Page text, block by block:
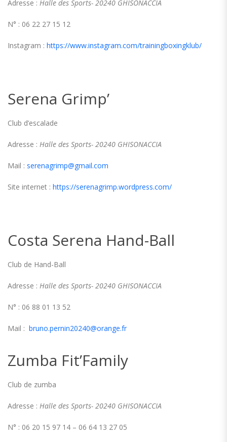
Adresse : Halle des Sports- 20240 GHISONACCIA
N° : 06 22 27 15 12
Instagram : https://www.instagram.com/trainingboxingklub/
Serena Grimp’
Club d’escalade
Adresse : Halle des Sports- 20240 GHISONACCIA
Mail : serenagrimp@gmail.com
Site internet : https://serenagrimp.wordpress.com/
Costa Serena Hand-Ball
Club de Hand-Ball
Adresse : Halle des Sports- 20240 GHISONACCIA
N° : 06 88 01 13 52
Mail : bruno.pernin20240@orange.fr
Zumba Fit’Family
Club de zumba
Adresse : Halle des Sports- 20240 GHISONACCIA
N° : 06 20 15 97 14 – 06 64 13 27 05